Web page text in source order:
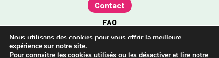
Contact
FAQ
Mentions légales
Politique de confidentialité
Nous utilisons des cookies pour vous offrir la meilleure
expérience sur notre site.
Pour connaitre les cookies utilisés ou les désactiver et lire notre